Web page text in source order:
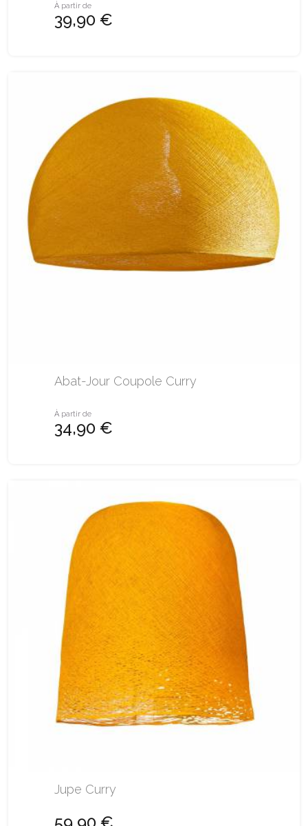
À partir de
39,90 €
Abat-Jour Coupole Curry
À partir de
34,90 €
Jupe Curry